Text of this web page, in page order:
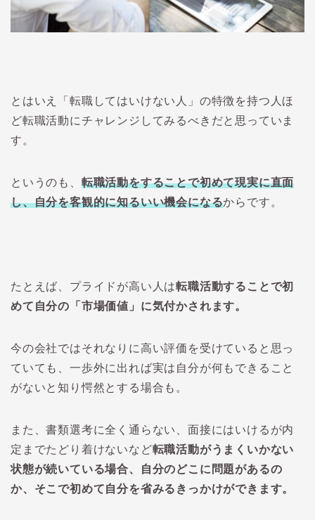
とはいえ「転職してはいけない人」の特徴を持つ人ほ
ど転職活動にチャレンジしてみるべきだと思っていま
す。
というのも、 転職活動をすることで初めて現実に直面
し、自分を客観的に知るいい機会になるからです。
たとえば、プライドが高い人は転職活動することで初
めて自分の「市場価値」に気付かされます。
今の会社ではそれなりに高い評価を受けていると思っ
ていても、一歩外に出れば実は自分が何もできること
がないと知り愕然とする場合も。
また、書類選考に全く通らない、面接にはいけるが内
定までたどり着けないなど転職活動がうまくいかない
状態が続いている場合、自分のどこに問題があるの
か、そこで初めて自分を省みるきっかけができます。